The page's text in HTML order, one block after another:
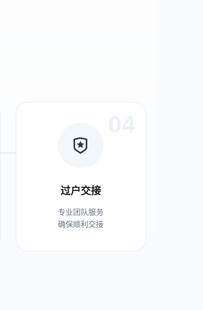
过户交接
专业团队服务
确保顺利交接